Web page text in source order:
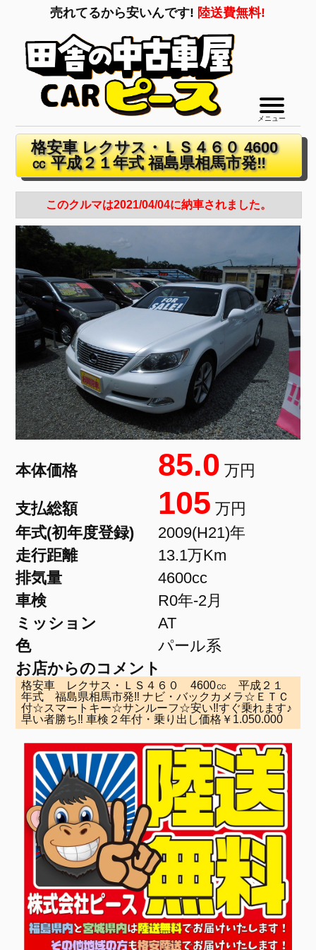
売れてるから安いんです! 陸送費無料!
メニュー
格安車 レクサス・ＬＳ４６０ 4600
㏄ 平成２１年式 福島県相馬市発‼
このクルマは2021/04/04に納車されました。
本体価格 85.0 万円
支払総額 105 万円
年式(初年度登録)
2009(H21)年
走行距離
13.1万Km
排気量
4600cc
車検
R0年-2月
ミッション
AT
色
パール系
お店からのコメント
格安車 レクサス・ＬＳ４６０ 4600㏄ 平成２１
年式 福島県相馬市発‼ ナビ・バックカメラ☆ＥＴＣ
付☆スマートキー☆サンルーフ☆安い‼すぐ乗れます♪
早い者勝ち‼ 車検２年付・乗り出し価格￥1.050.000